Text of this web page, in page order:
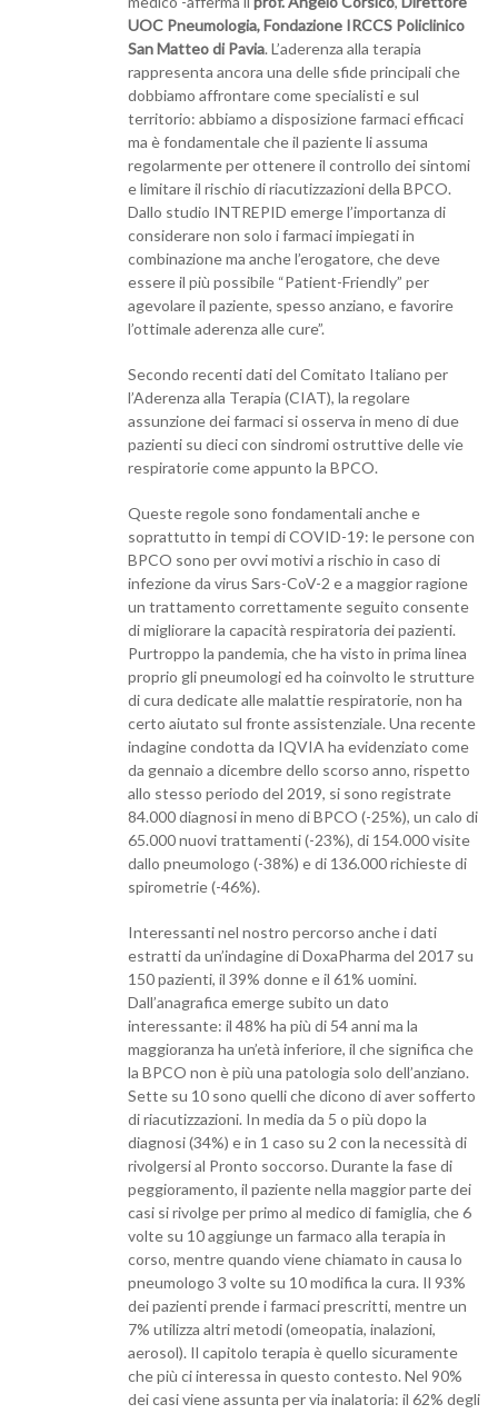
UOC Pneumologia, Fondazione IRCCS Policlinico
San Matteo di Pavia. L’aderenza alla terapia
rappresenta ancora una delle sfide principali che
dobbiamo affrontare come specialisti e sul
territorio: abbiamo a disposizione farmaci efficaci
ma è fondamentale che il paziente li assuma
regolarmente per ottenere il controllo dei sintomi
e limitare il rischio di riacutizzazioni della BPCO.
Dallo studio INTREPID emerge l’importanza di
considerare non solo i farmaci impiegati in
combinazione ma anche l’erogatore, che deve
essere il più possibile “Patient-Friendly” per
agevolare il paziente, spesso anziano, e favorire
l’ottimale aderenza alle cure”.
Secondo recenti dati del Comitato Italiano per
l’Aderenza alla Terapia (CIAT), la regolare
assunzione dei farmaci si osserva in meno di due
pazienti su dieci con sindromi ostruttive delle vie
respiratorie come appunto la BPCO.
Queste regole sono fondamentali anche e
soprattutto in tempi di COVID-19: le persone con
BPCO sono per ovvi motivi a rischio in caso di
infezione da virus Sars-CoV-2 e a maggior ragione
un trattamento correttamente seguito consente
di migliorare la capacità respiratoria dei pazienti.
Purtroppo la pandemia, che ha visto in prima linea
proprio gli pneumologi ed ha coinvolto le strutture
di cura dedicate alle malattie respiratorie, non ha
certo aiutato sul fronte assistenziale. Una recente
indagine condotta da IQVIA ha evidenziato come
da gennaio a dicembre dello scorso anno, rispetto
allo stesso periodo del 2019, si sono registrate
84.000 diagnosi in meno di BPCO (-25%), un calo di
65.000 nuovi trattamenti (-23%), di 154.000 visite
dallo pneumologo (-38%) e di 136.000 richieste di
spirometrie (-46%).
Interessanti nel nostro percorso anche i dati
estratti da un’indagine di DoxaPharma del 2017 su
150 pazienti, il 39% donne e il 61% uomini.
Dall’anagrafica emerge subito un dato
interessante: il 48% ha più di 54 anni ma la
maggioranza ha un’età inferiore, il che significa che
la BPCO non è più una patologia solo dell’anziano.
Sette su 10 sono quelli che dicono di aver sofferto
di riacutizzazioni. In media da 5 o più dopo la
diagnosi (34%) e in 1 caso su 2 con la necessità di
rivolgersi al Pronto soccorso. Durante la fase di
peggioramento, il paziente nella maggior parte dei
casi si rivolge per primo al medico di famiglia, che 6
volte su 10 aggiunge un farmaco alla terapia in
corso, mentre quando viene chiamato in causa lo
pneumologo 3 volte su 10 modifica la cura. Il 93%
dei pazienti prende i farmaci prescritti, mentre un
7% utilizza altri metodi (omeopatia, inalazioni,
aerosol). Il capitolo terapia è quello sicuramente
che più ci interessa in questo contesto. Nel 90%
dei casi viene assunta per via inalatoria: il 62% degli